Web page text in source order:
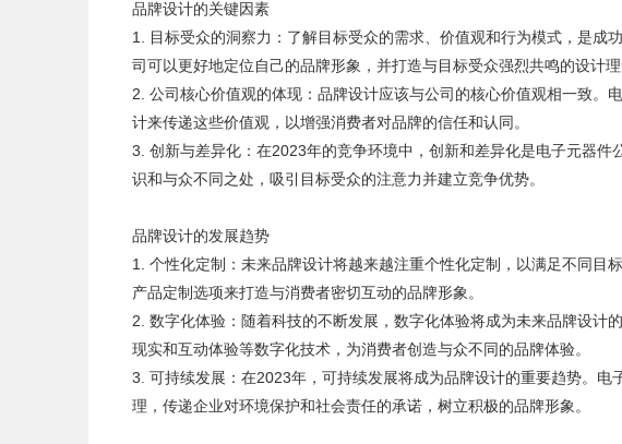
品牌设计的关键因素
1. 目标受众的洞察力：了解目标受众的需求、价值观和行为模式，是成
司可以更好地定位自己的品牌形象，并打造与目标受众强烈共鸣的设计理
2. 公司核心价值观的体现：品牌设计应该与公司的核心价值观相一致。
计来传递这些价值观，以增强消费者对品牌的信任和认同。
3. 创新与差异化：在2023年的竞争环境中，创新和差异化是电子元器
识和与众不同之处，吸引目标受众的注意力并建立竞争优势。
品牌设计的发展趋势
1. 个性化定制：未来品牌设计将越来越注重个性化定制，以满足不同目
产品定制选项来打造与消费者密切互动的品牌形象。
2. 数字化体验：随着科技的不断发展，数字化体验将成为未来品牌设计
现实和互动体验等数字化技术，为消费者创造与众不同的品牌体验。
3. 可持续发展：在2023年，可持续发展将成为品牌设计的重要趋势。
理，传递企业对环境保护和社会责任的承诺，树立积极的品牌形象。